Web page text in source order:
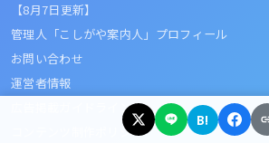
B!
【8月7日更新】
管理人「こしがや案内人」プロフィール
お問い合わせ
運営者情報
広告掲載ガイドライン
コンテンツ制作ポリシー